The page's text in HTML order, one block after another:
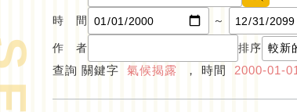
時 間 ～
作 者 排序
查詢 關鍵字氣候揭露 ， 時間 2000-01-